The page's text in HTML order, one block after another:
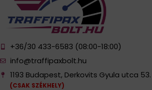
+36/30 433-6583 (08:00-18:00)
info@traffipaxbolt.hu
1193 Budapest, Derkovits Gyula utca 53.
(CSAK SZÉKHELY)